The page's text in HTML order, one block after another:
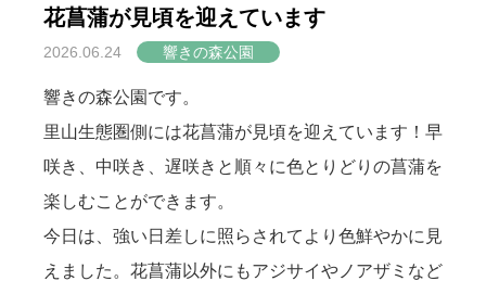
花菖蒲が見頃を迎えています
2026.06.24 響きの森公園
響きの森公園です。
里山生態圏側には花菖蒲が見頃を迎えています！早
咲き、中咲き、遅咲きと順々に色とりどりの菖蒲を
楽しむことができます。
今日は、強い日差しに照らされてより色鮮やかに見
えました。花菖蒲以外にもアジサイやノアザミなど